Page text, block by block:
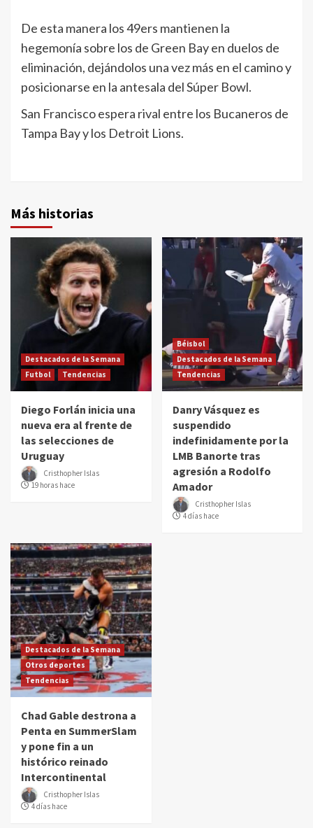
De esta manera los 49ers mantienen la
hegemonía sobre los de Green Bay en duelos de
eliminación, dejándolos una vez más en el camino y
posicionarse en la antesala del Súper Bowl.
San Francisco espera rival entre los Bucaneros de
Tampa Bay y los Detroit Lions.
Más historias
Destacados de la Semana
Futbol
Tendencias
Diego Forlán inicia una
nueva era al frente de
las selecciones de
Uruguay
Cristhopher Islas
19 horas hace
Béisbol
Destacados de la Semana
Tendencias
Danry Vásquez es
suspendido
indefinidamente por la
LMB Banorte tras
agresión a Rodolfo
Amador
Cristhopher Islas
4 días hace
Destacados de la Semana
Otros deportes
Tendencias
Chad Gable destrona a
Penta en SummerSlam
y pone fin a un
histórico reinado
Intercontinental
Cristhopher Islas
4 días hace